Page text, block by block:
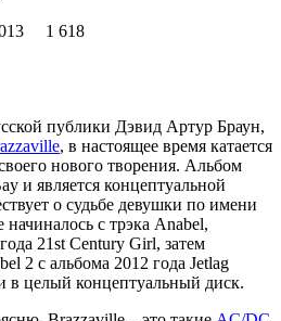
1 618
публики Дэвид Артур Браун,
, в настоящее время катается
нового творения. Альбом
и является концептуальной
о судьбе девушки по имени
начиналось с трэка Anabel,
21st Century Girl, затем
2 с альбома 2012 года Jetlag
в целый концептуальный диск.